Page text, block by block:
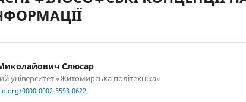
Слюсар
університет «Житомирська політехніка»
0000-0002-5593-0622